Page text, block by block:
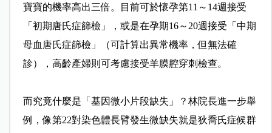
寶寶的機率高出三倍。目前可於懷孕第11～14週接受
「初期唐氏症篩檢」，或是在孕期16～20週接受「中期
母血唐氏症篩檢」（可計算出異常機率，但無法確
診），高齡產婦則可考慮接受羊膜腔穿刺檢查。
而究竟什麼是「基因微小片段缺失」？林院長進一步舉
例，像第22對染色體長臂發生微缺失就是狄喬氏症候群